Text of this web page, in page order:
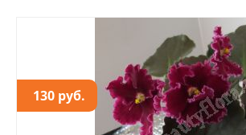
130 руб.